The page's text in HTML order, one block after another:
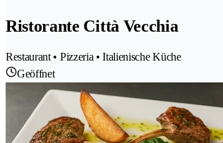
Ristorante Città Vecchia
Restaurant • Pizzeria • Italienische Küche
Geöffnet